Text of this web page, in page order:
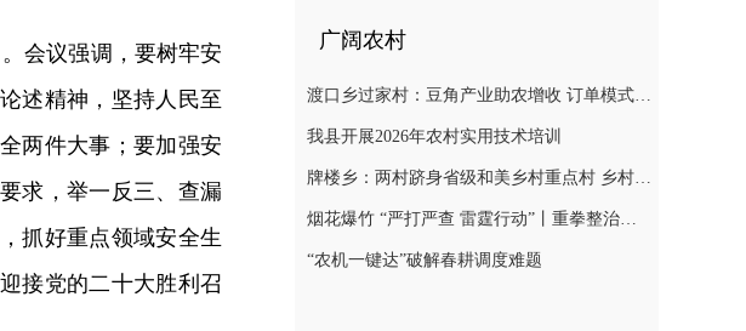
会议强调，要树牢安
述精神，坚持人民至
两件大事；要加强安
求，举一反三、查漏
抓好重点领域安全生
接党的二十大胜利召
广阔农村
渡口乡过家村：豆角产业助农增收 订单模式铺就致富路
我县开展2026年农村实用技术培训
牌楼乡：两村跻身省级和美乡村重点村 乡村振兴迎来“加速跑”
烟花爆竹 “严打严查 雷霆行动”丨重拳整治非法储存烟花爆竹 筑牢辖区安全防线
“农机一键达”破解春耕调度难题